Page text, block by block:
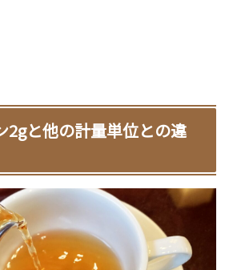
2gと他の計量単位との違